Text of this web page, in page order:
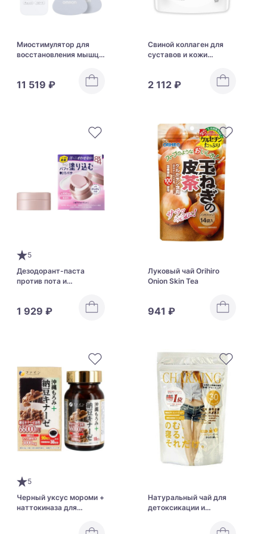
Миостимулятор для
восстановления мышц
11 519 ₽
Свиной коллаген для
суставов и кожи
2 112 ₽
5
Дезодорант-паста
против пота и
8 × 4 Deodorant Putty
Fragrance-Free
1 929 ₽
Луковый чай Orihiro
Onion Skin Tea
941 ₽
5
Черный уксус мороми +
наттокиназа для
Moromi + Nattokinase
Натуральный чай для
детоксикации и